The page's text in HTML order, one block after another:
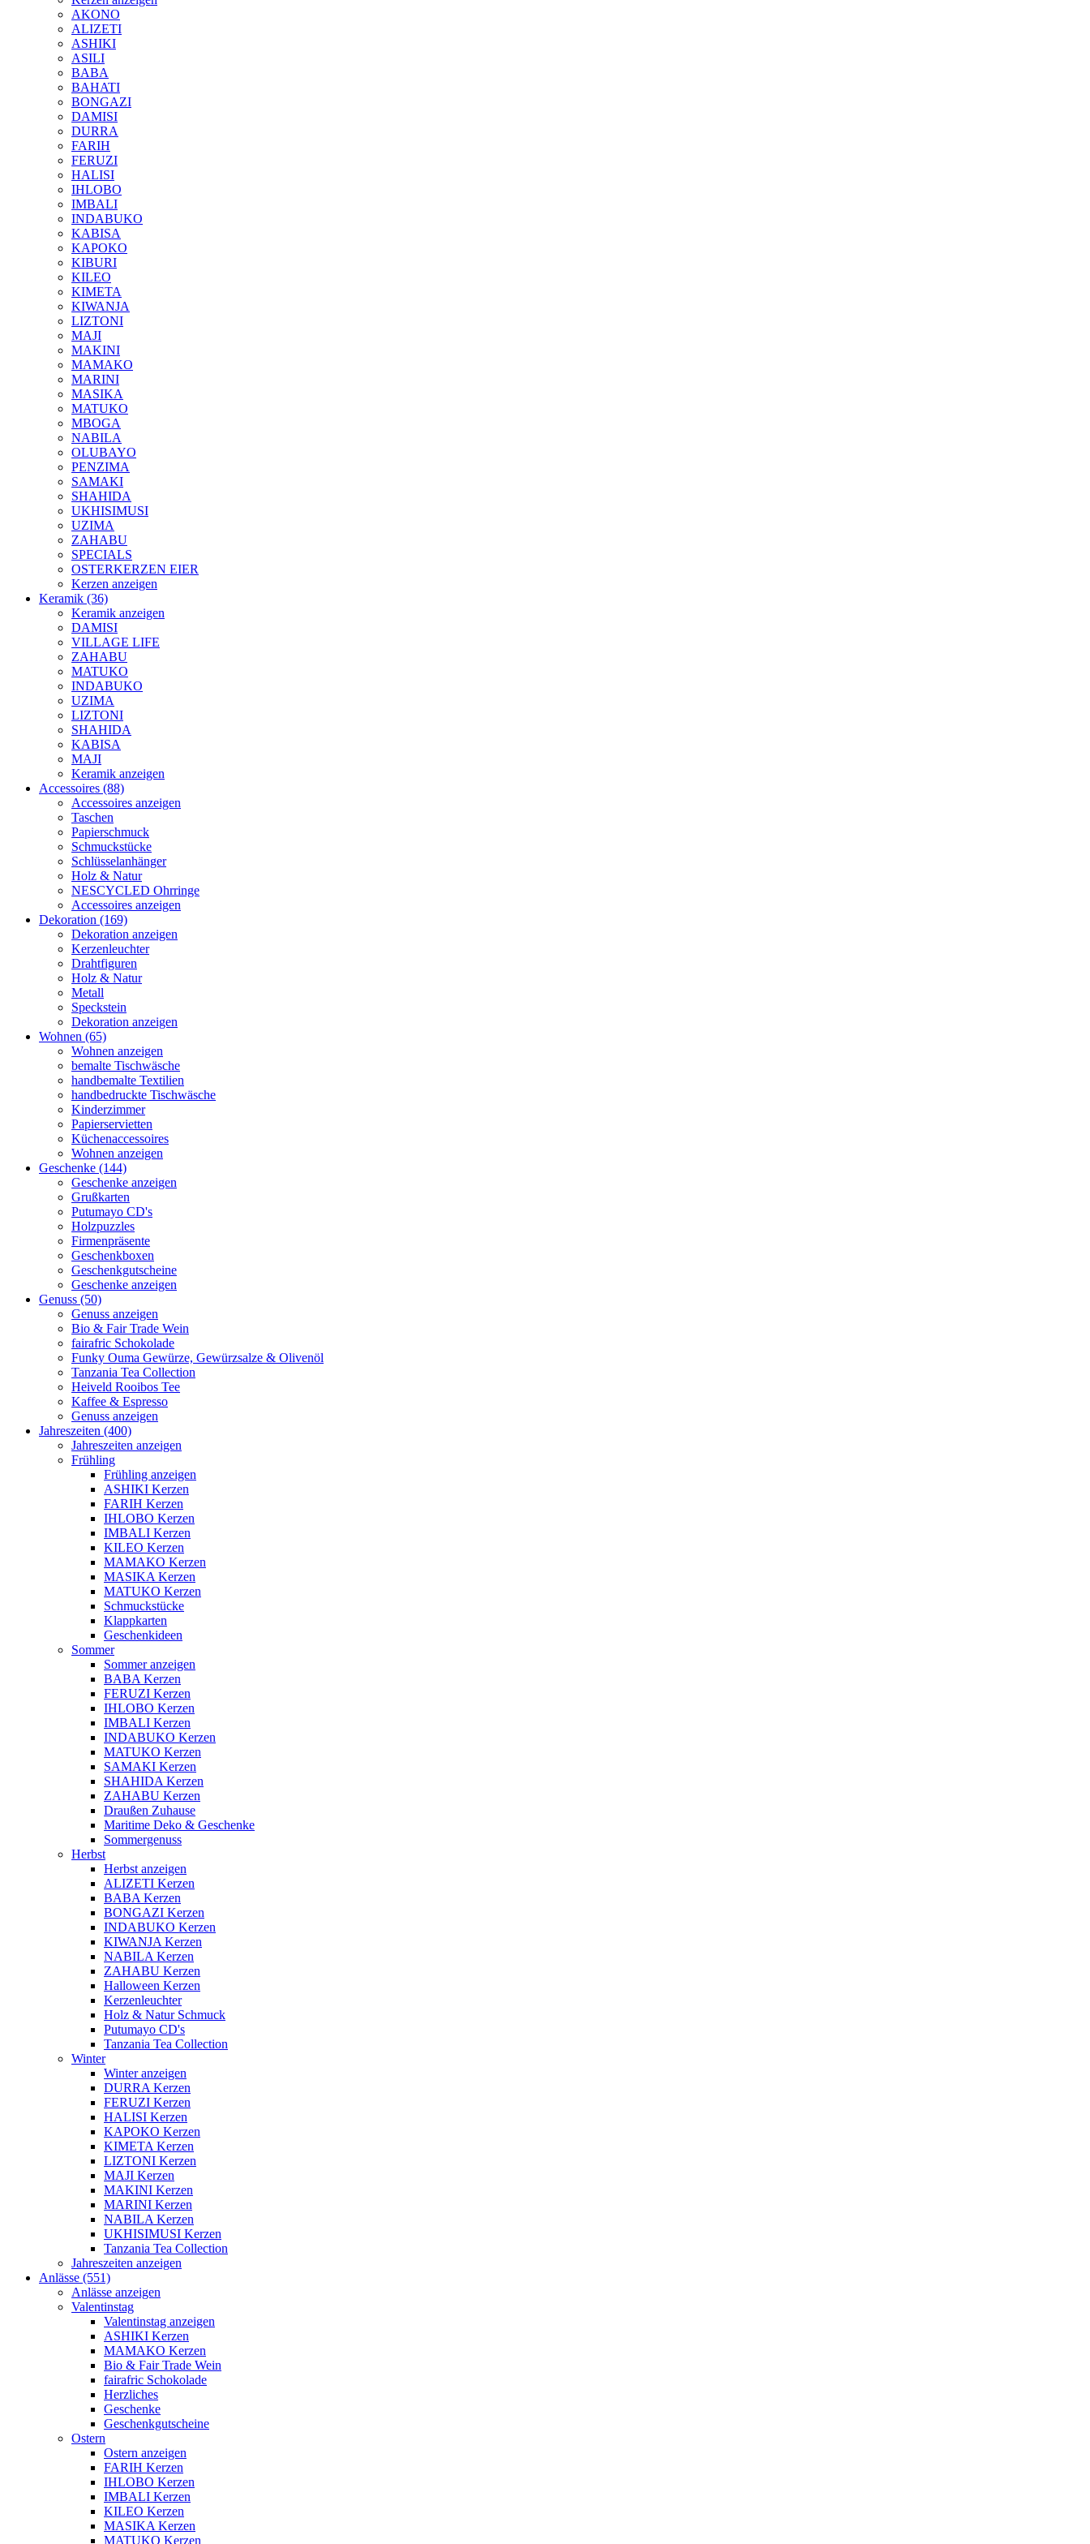
AKONO
ALIZETI
ASHIKI
ASILI
BABA
BAHATI
BONGAZI
DAMISI
DURRA
FARIH
FERUZI
HALISI
IHLOBO
IMBALI
INDABUKO
KABISA
KAPOKO
KIBURI
KILEO
KIMETA
KIWANJA
LIZTONI
MAJI
MAKINI
MAMAKO
MARINI
MASIKA
MATUKO
MBOGA
NABILA
OLUBAYO
PENZIMA
SAMAKI
SHAHIDA
UKHISIMUSI
UZIMA
ZAHABU
SPECIALS
OSTERKERZEN EIER
Kerzen anzeigen
Keramik (36)
Keramik anzeigen
DAMISI
VILLAGE LIFE
ZAHABU
MATUKO
INDABUKO
UZIMA
LIZTONI
SHAHIDA
KABISA
MAJI
Keramik anzeigen
Accessoires (88)
Accessoires anzeigen
Taschen
Papierschmuck
Schmuckstücke
Schlüsselanhänger
Holz & Natur
NESCYCLED Ohrringe
Accessoires anzeigen
Dekoration (169)
Dekoration anzeigen
Kerzenleuchter
Drahtfiguren
Holz & Natur
Metall
Speckstein
Dekoration anzeigen
Wohnen (65)
Wohnen anzeigen
bemalte Tischwäsche
handbemalte Textilien
handbedruckte Tischwäsche
Kinderzimmer
Papierservietten
Küchenaccessoires
Wohnen anzeigen
Geschenke (144)
Geschenke anzeigen
Grußkarten
Putumayo CD's
Holzpuzzles
Firmenpräsente
Geschenkboxen
Geschenkgutscheine
Geschenke anzeigen
Genuss (50)
Genuss anzeigen
Bio & Fair Trade Wein
fairafric Schokolade
Funky Ouma Gewürze, Gewürzsalze & Olivenöl
Tanzania Tea Collection
Heiveld Rooibos Tee
Kaffee & Espresso
Genuss anzeigen
Jahreszeiten (400)
Jahreszeiten anzeigen
Frühling
Frühling anzeigen
ASHIKI Kerzen
FARIH Kerzen
IHLOBO Kerzen
IMBALI Kerzen
KILEO Kerzen
MAMAKO Kerzen
MASIKA Kerzen
MATUKO Kerzen
Schmuckstücke
Klappkarten
Geschenkideen
Sommer
Sommer anzeigen
BABA Kerzen
FERUZI Kerzen
IHLOBO Kerzen
IMBALI Kerzen
INDABUKO Kerzen
MATUKO Kerzen
SAMAKI Kerzen
SHAHIDA Kerzen
ZAHABU Kerzen
Draußen Zuhause
Maritime Deko & Geschenke
Sommergenuss
Herbst
Herbst anzeigen
ALIZETI Kerzen
BABA Kerzen
BONGAZI Kerzen
INDABUKO Kerzen
KIWANJA Kerzen
NABILA Kerzen
ZAHABU Kerzen
Halloween Kerzen
Kerzenleuchter
Holz & Natur Schmuck
Putumayo CD's
Tanzania Tea Collection
Winter
Winter anzeigen
DURRA Kerzen
FERUZI Kerzen
HALISI Kerzen
KAPOKO Kerzen
KIMETA Kerzen
LIZTONI Kerzen
MAJI Kerzen
MAKINI Kerzen
MARINI Kerzen
NABILA Kerzen
UKHISIMUSI Kerzen
Tanzania Tea Collection
Jahreszeiten anzeigen
Anlässe (551)
Anlässe anzeigen
Valentinstag
Valentinstag anzeigen
ASHIKI Kerzen
MAMAKO Kerzen
Bio & Fair Trade Wein
fairafric Schokolade
Herzliches
Geschenke
Geschenkgutscheine
Ostern
Ostern anzeigen
FARIH Kerzen
IHLOBO Kerzen
IMBALI Kerzen
KILEO Kerzen
MASIKA Kerzen
MATUKO Kerzen